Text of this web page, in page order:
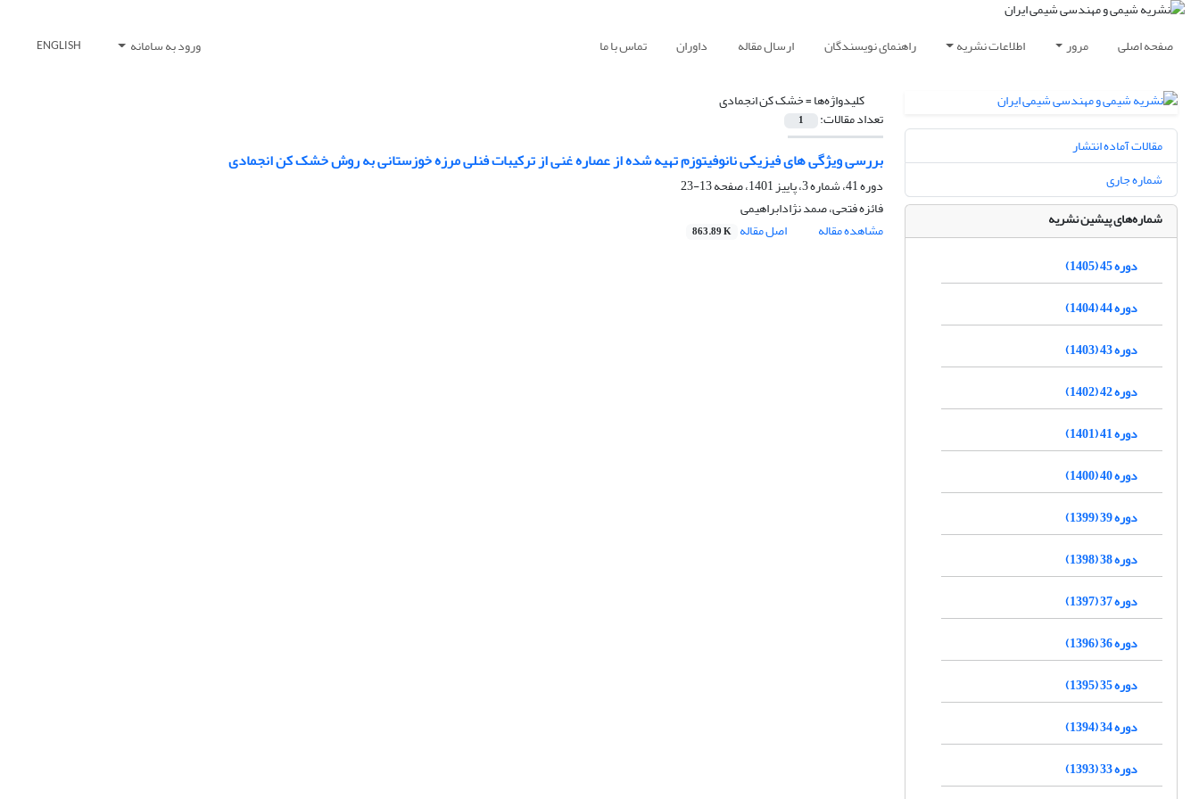
صفحه اصلی مرور اطلاعات نشریه راهنمای نویسندگان ارسال مقاله داوران تماس با ما ورود به سامانه ENGLISH
کلیدواژه‌ها =خشک کن انجمادی
تعداد مقالات: 1
بررسی ویژگی های فیزیکی نانوفیتوزم تهیه شده از عصاره غنی از ترکیبات فنلی مرزه خوزستانی به روش خشک کن انجمادی
دوره 41، شماره 3، پاییز 1401، صفحه
13-23
فائزه فتحی، صمد نژادابراهیمی
مشاهده مقاله
اصل مقاله 863.89 K
مقالات آماده انتشار
شماره جاری
شماره‌های پیشین نشریه
دوره 45 (1405)
دوره 44 (1404)
دوره 43 (1403)
دوره 42 (1402)
دوره 41 (1401)
دوره 40 (1400)
دوره 39 (1399)
دوره 38 (1398)
دوره 37 (1397)
دوره 36 (1396)
دوره 35 (1395)
دوره 34 (1394)
دوره 33 (1393)